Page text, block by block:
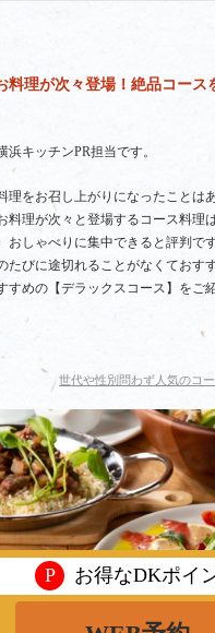
料理が次々登場！絶品コース
浜キッチンPR担当です。
理をお召し上がりになったことは
料理が次々と登場するコース料理
おしゃべりに集中できると評判で
たびに途切れることがなくておす
すめの【デラックスコース】をご
世代や性別問わず人気のコー
P お得なDKポイ